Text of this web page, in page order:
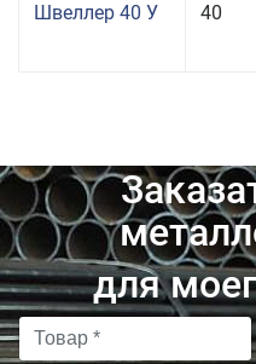
Швеллер 40 У 40
для